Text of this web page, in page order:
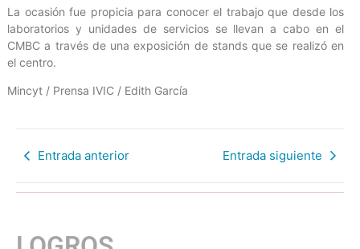
La ocasión fue propicia para conocer el trabajo que desde los
laboratorios y unidades de servicios se llevan a cabo en el
CMBC a través de una exposición de stands que se realizó en
el centro.
Mincyt / Prensa IVIC / Edith García
Entrada anterior Entrada siguiente